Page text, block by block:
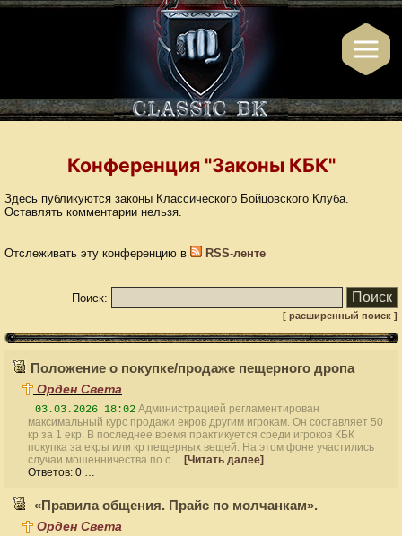
Конференция "Законы КБК"
Здесь публикуются законы Классического Бойцовского Клуба.
Оставлять комментарии нельзя.
Отслеживать эту конференцию в RSS-ленте
Поиск:
[ расширенный поиск ]
Положение о покупке/продаже пещерного дропа
Орден Света
03.03.2026 18:02 Администрацией регламентирован
максимальный курс продажи екров другим игрокам. Он составляет 50
кр за 1 екр. В последнее время практикуется среди игроков КБК
покупка за екры или кр пещерных вещей. На этом фоне участились
случаи мошенничества по с… [Читать далее]
Ответов: 0 …
«Правила общения. Прайс по молчанкам».
Орден Света